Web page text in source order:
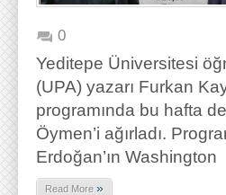
0
Yeditepe Üniversitesi
(UPA) yazarı Furkan
programında bu hafta
Öymen’i ağırladı.
Erdoğan’ın Washington
Read More »